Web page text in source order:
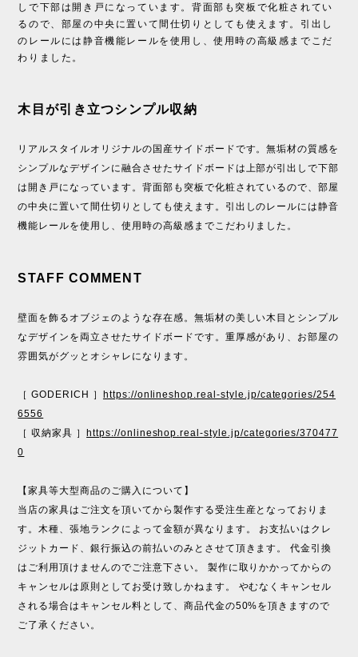
しで下部は開き戸になっています。背面部も突板で化粧されてい
るので、部屋の中央に置いて間仕切りとしても使えます。引出し
のレールには静音機能レールを使用し、使用時の高級感までこだ
わりました。
木目が引き立つシンプル収納
リアルスタイルオリジナルの国産サイドボードです。無垢材の質感を
シンプルなデザインに融合させたサイドボードは上部が引出しで下部
は開き戸になっています。背面部も突板で化粧されているので、部屋
の中央に置いて間仕切りとしても使えます。引出しのレールには静音
機能レールを使用し、使用時の高級感までこだわりました。
STAFF COMMENT
壁面を飾るオブジェのような存在感。無垢材の美しい木目とシンプル
なデザインを両立させたサイドボードです。重厚感があり、お部屋の
雰囲気がグッとオシャレになります。
［ GODERICH ］
https://onlineshop.real-style.jp/categories/254
6556
［ 収納家具 ］
https://onlineshop.real-style.jp/categories/370477
0
【家具等大型商品のご購入について】
当店の家具はご注文を頂いてから製作する受注生産となっておりま
す。木種、張地ランクによって金額が異なります。 お支払いはクレ
ジットカード、銀行振込の前払いのみとさせて頂きます。 代金引換
はご利用頂けませんのでご注意下さい。 製作に取りかかってからの
キャンセルは原則としてお受け致しかねます。 やむなくキャンセル
される場合はキャンセル料として、商品代金の50%を頂きますので
ご了承ください。